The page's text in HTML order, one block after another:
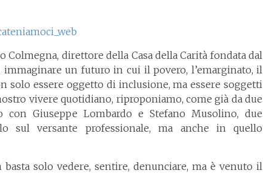
direttore della Casa della Carità fondata dal
un futuro in cui il povero, l’emarginato, il
solo essere oggetto di inclusione, ma essere soggetti
vivere quotidiano, riproponiamo, come già da due
con Giuseppe Lombardo e Stefano Musolino, due
sul versante professionale, ma anche in quello
solo vedere, sentire, denunciare, ma è venuto il